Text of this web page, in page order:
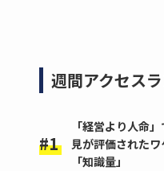
週間アクセス
「経営より人命
見が評価された
「知識量」